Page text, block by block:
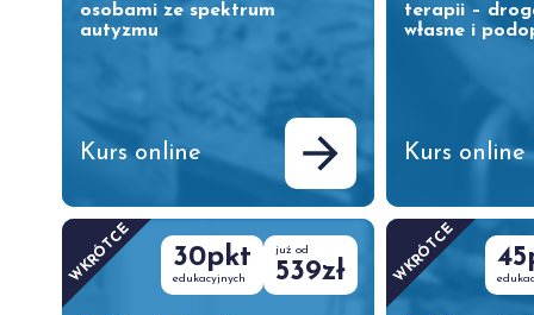
osobami ze spektrum
autyzmu
Kurs online
terapii –
własne i
Kurs online
WKRÓTCE 30pkt
edukacyjnych
już od
539zł WKRÓTCE